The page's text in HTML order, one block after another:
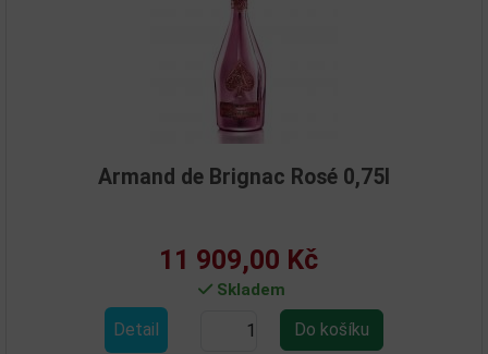
Armand de Brignac Rosé 0,75l
11 909,00 Kč
Skladem
Detail